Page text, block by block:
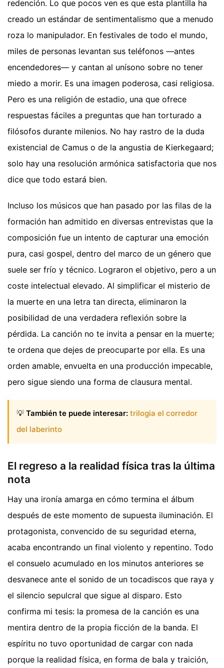
redención. Lo que pocos ven es que esta plantilla ha
creado un estándar de sentimentalismo que a menudo
roza lo manipulador. En festivales de todo el mundo,
miles de personas levantan sus teléfonos —antes
encendedores— y cantan al unísono sobre no tener
miedo a morir. Es una imagen poderosa, casi religiosa.
Pero es una religión de estadio, una que ofrece
respuestas fáciles a preguntas que han torturado a
filósofos durante milenios. No hay rastro de la duda
existencial de Camus o de la angustia de Kierkegaard;
solo hay una resolución armónica satisfactoria que nos
dice que todo estará bien.
Incluso los músicos que han pasado por las filas de la
formación han admitido en diversas entrevistas que la
composición fue un intento de capturar una emoción
pura, casi gospel, dentro del marco de un género que
suele ser frío y técnico. Lograron el objetivo, pero a un
coste intelectual elevado. Al simplificar el misterio de
la muerte en una letra tan directa, eliminaron la
posibilidad de una verdadera reflexión sobre la
pérdida. La canción no te invita a pensar en la muerte;
te ordena que dejes de preocuparte por ella. Es una
orden amable, envuelta en una producción impecable,
pero sigue siendo una forma de clausura mental.
💡 También te puede interesar: trilogia el corredor
del laberinto
El regreso a la realidad física tras la última
nota
Hay una ironía amarga en cómo termina el álbum
después de este momento de supuesta iluminación. El
protagonista, convencido de su seguridad eterna,
acaba encontrando un final violento y repentino. Todo
el consuelo acumulado en los minutos anteriores se
desvanece ante el sonido de un tocadiscos que raya y
el silencio sepulcral que sigue al disparo. Esto
confirma mi tesis: la promesa de la canción es una
mentira dentro de la propia ficción de la banda. El
espíritu no tuvo oportunidad de cargar con nada
porque la realidad física, en forma de bala y traición,